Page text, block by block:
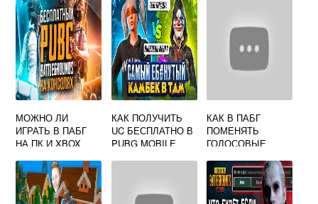
МОЖНО ЛИ
ИГРАТЬ В ПАБГ
НА ПК И XBOX
КАК ПОЛУЧИТЬ
UC БЕСПЛАТНО В
PUBG MOBILE
КАК В ПАБГ
ПОМЕНЯТЬ
ГОЛОСОВЫЕ